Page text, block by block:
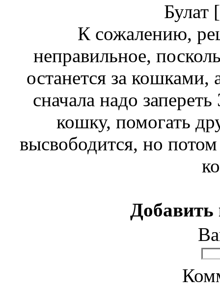
Булат
К сожалению,
неправильное,
останется за
сначала надо
кошку, помогать
высвободится, но